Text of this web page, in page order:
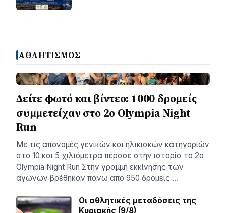
ΑΘΛΗΤΙΣΜΟΣ
Δείτε φωτό και βίντεο: 1000 δρομείς
συμμετείχαν στο 2ο Olympia Night
Run
Με τις απονομές γενικών και ηλικιακών κατηγοριών
στα 10 και 5 χιλιόμετρα πέρασε στην ιστορία το 2ο
Olympia Night Run Στην γραμμή εκκίνησης των
αγώνων βρέθηκαν πάνω από 950 δρομείς …
Οι αθλητικές μεταδόσεις της
Κυριακής (9/8)